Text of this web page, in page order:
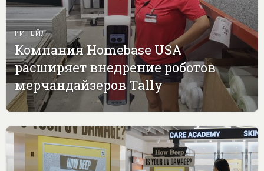
РИТЕЙЛ
Компания Homebase USA
расширяет внедрение роботов
мерчандайзеров Tally